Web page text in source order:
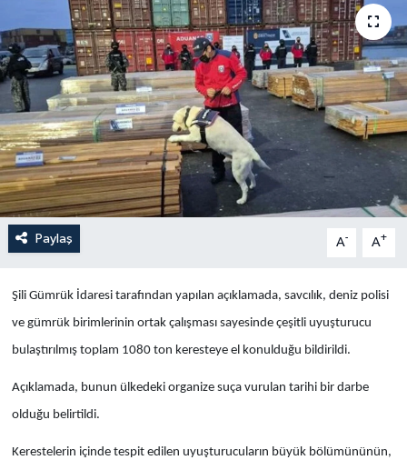
Paylaş A- A+
Şili Gümrük İdaresi tarafından yapılan açıklamada, savcılık, deniz polisi
ve gümrük birimlerinin ortak çalışması sayesinde çeşitli uyuşturucu
bulaştırılmış toplam 1080 ton keresteye el konulduğu bildirildi.
Açıklamada, bunun ülkedeki organize suça vurulan tarihi bir darbe
olduğu belirtildi.
Kerestelerin içinde tespit edilen uyuşturucuların büyük bölümününün,
Yaşam
Anali̇z
Bi̇li̇m & Teknoloji̇
Dünya
Eği̇ti̇m